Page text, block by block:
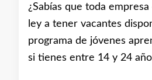
¿Sabías que toda
ley a tener vacantes
programa de jóvenes
si tienes entre 14 y 24